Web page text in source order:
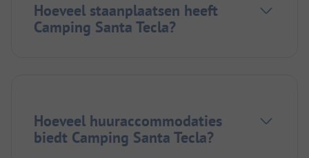
Hoeveel staanplaatsen heeft
Camping Santa Tecla?
Hoeveel huuraccommodaties
biedt Camping Santa Tecla?